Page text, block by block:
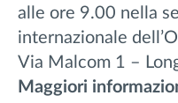
alle ore 9.00 nella
internazionale
Via Malcom 1 –
Maggiori